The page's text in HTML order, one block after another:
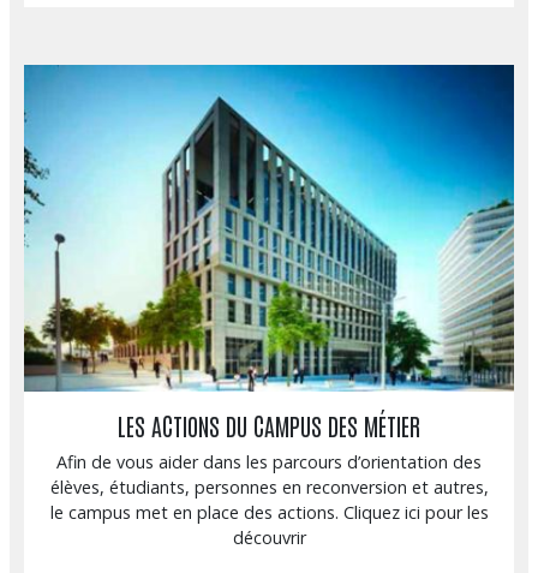
LES ACTIONS DU CAMPUS DES MÉTIER
Afin de vous aider dans les parcours d’orientation des
élèves, étudiants, personnes en reconversion et autres,
le campus met en place des actions. Cliquez ici pour les
découvrir